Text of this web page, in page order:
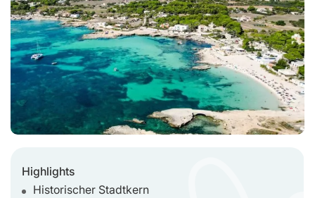
Highlights
Historischer Stadtkern